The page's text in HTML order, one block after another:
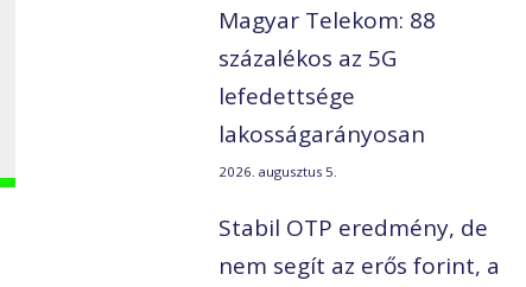
Magyar Telekom: 88
százalékos az 5G
lefedettsége
lakosságarányosan
2026. augusztus 5.
Stabil OTP eredmény, de
nem segít az erős forint, a